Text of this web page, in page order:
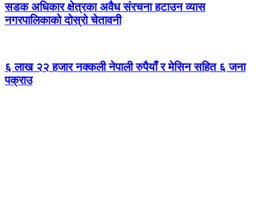
सडक अधिकार क्षेत्रका अवैध संरचना हटाउन व्यास
नगरपालिकाको दोस्रो चेतावनी
६ लाख २२ हजार नक्कली नेपाली रुपैयाँ र मेसिन सहित ६ जना
पक्राउ